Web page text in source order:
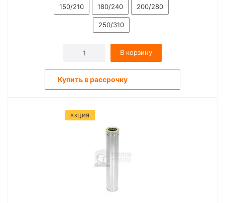
150/210 180/240 200/280
250/310
В корзину
Купить в рассрочку
АКЦИЯ